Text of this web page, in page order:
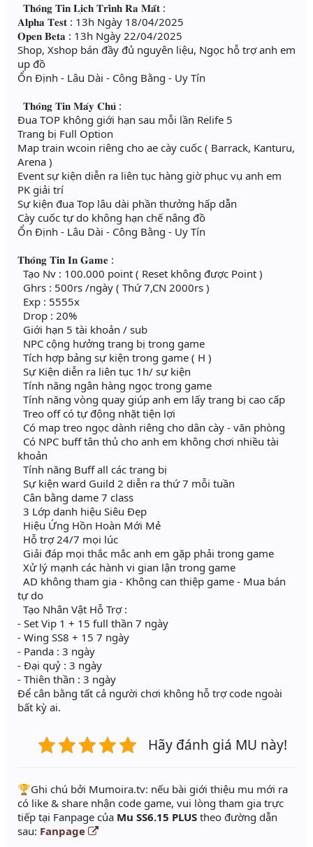
𝐓𝐡𝐨̂𝐧𝐠 𝐓𝐢𝐧 𝐋𝐢̣𝐜𝐡 𝐓𝐫𝐢̀𝐧𝐡 𝐑𝐚 𝐌𝐚̆́𝐭 :
𝐀𝐥𝐩𝐡𝐚 𝐓𝐞𝐬𝐭 : 13h Ngày 18/04/2025
𝐎𝐩𝐞𝐧 𝐁𝐞𝐭𝐚 : 13h Ngày 22/04/2025
Shop, Xshop bán đầy đủ nguyên liệu, Ngọc hỗ trợ anh em
up đồ
Ổn Định - Lâu Dài - Công Bằng - Uy Tín
𝐓𝐡𝐨̂𝐧𝐠 𝐓𝐢𝐧 𝐌𝐚́𝐲 𝐂𝐡𝐮̉ :
Đua TOP không giới hạn sau mỗi lần Relife 5
Trang bị Full Option
Map train wcoin riêng cho ae cày cuốc ( Barrack, Kanturu,
Arena )
Event sự kiện diễn ra liên tục hàng giờ phục vụ anh em
PK giải trí
Sự kiện đua Top lâu dài phần thưởng hấp dẫn
Cày cuốc tự do không hạn chế nâng đồ
Ổn Định - Lâu Dài - Công Bằng - Uy Tín
𝐓𝐡𝐨̂𝐧𝐠 𝐓𝐢𝐧 𝐈𝐧 𝐆𝐚𝐦𝐞 :
Tạo Nv : 100.000 point ( Reset không được Point )
Ghrs : 500rs /ngày ( Thứ 7,CN 2000rs )
Exp : 5555x
Drop : 20%
Giới hạn 5 tài khoản / sub
NPC cộng hưởng trang bị trong game
Tích hợp bảng sự kiện trong game ( H )
Sự Kiện diễn ra liên tục 1h/ sự kiện
Tính năng ngân hàng ngọc trong game
Tính năng vòng quay giúp anh em lấy trang bị cao cấp
Treo off có tự động nhặt tiện lợi
Có map treo ngọc dành riêng cho dân cày - văn phòng
Có NPC buff tân thủ cho anh em không chơi nhiều tài
khoản
Tính năng Buff all các trang bị
Sự kiện ward Guild 2 diễn ra thứ 7 mỗi tuần
Cân bằng dame 7 class
3 Lớp danh hiệu Siêu Đẹp
Hiệu Ứng Hồn Hoàn Mới Mẻ
Hỗ trợ 24/7 mọi lúc
Giải đáp mọi thắc mắc anh em gặp phải trong game
Xử lý mạnh các hành vi gian lận trong game
AD không tham gia - Không can thiệp game - Mua bán
tự do
Tạo Nhân Vật Hỗ Trợ :
- Set Vip 1 + 15 full thần 7 ngày
- Wing SS8 + 15 7 ngày
- Panda : 3 ngày
- Đại quỷ : 3 ngày
- Thiên thần : 3 ngày
Để cân bằng tất cả người chơi không hỗ trợ code ngoài
bất kỳ ai.
Hãy đánh giá MU này!
️🏆Ghi chú bởi Mumoira.tv: nếu bài giới thiệu mu mới ra
có like & share nhận code game, vui lòng tham gia trực
tiếp tại Fanpage của Mu SS6.15 PLUS theo đường dẫn
sau: Fanpage